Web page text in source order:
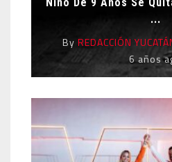
...
By REDACCIÓN
6 años